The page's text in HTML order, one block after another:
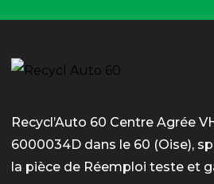
Recycl’Auto 60 Centre Agrée
6000034D dans le 60 (Oise),
la pièce de Réemploi teste et